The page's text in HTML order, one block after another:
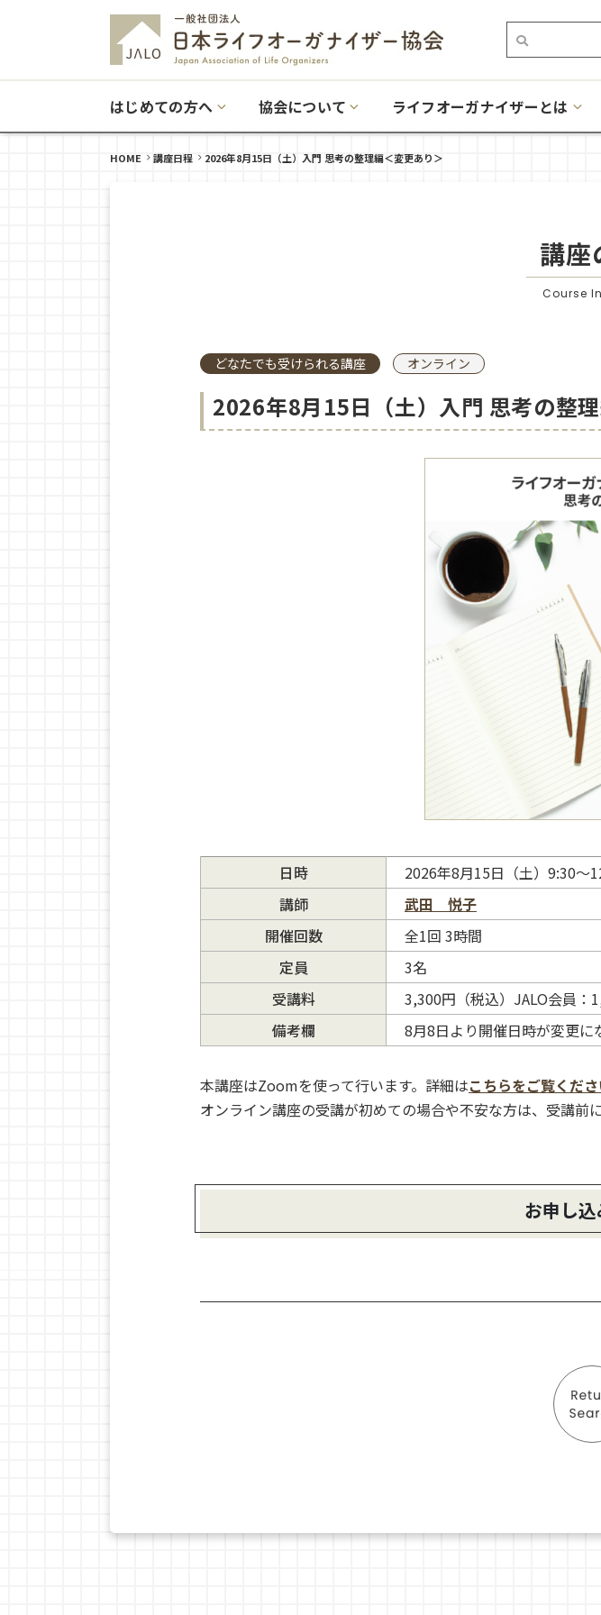
はじめての方へ 協会について ライフオーガナイザーとは
HOME 講座日程 2026年8月15日（土）入門 思考の整理編＜変更あり＞
講座
Course
どなたでも受けられる講座 オンライン
2026年8月15日（土）入門 思考の整
日時
2026年8月15日（土）9:30～
講師
武田 悦子
開催回数
全1回 3時間
定員
3名
受講料
3,300円（税込）JALO会員：
備考欄
8月8日より開催日時が変更
本講座はZoomを使って行います。詳細はこちらをご覧くだ
オンライン講座の受講が初めての場合や不安な方は、受講前
お申し